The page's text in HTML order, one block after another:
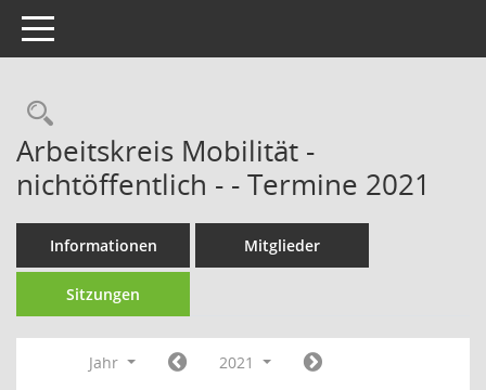
Toggle navigation
Rechercheauswahl
Arbeitskreis Mobilität -
nichtöffentlich - - Termine 2021
Informationen Mitglieder
Sitzungen
Jahr
2021